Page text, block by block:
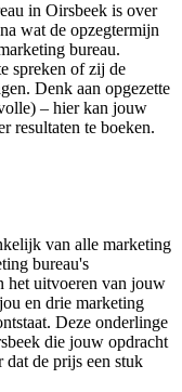
in Oirsbeek is over
wat de opzegtermijn
bureau.
spreken of zij de
Denk aan opgezette
– hier kan jouw
resultaten te boeken.
van alle marketing
bureau's
het uitvoeren van jouw
en drie marketing
Deze onderlinge
die jouw opdracht
de prijs een stuk